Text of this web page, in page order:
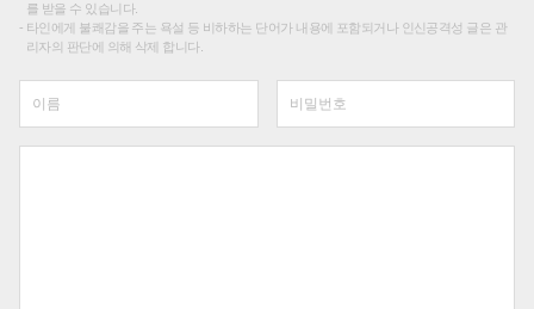
를 받을 수 있습니다.
타인에게 불쾌감을 주는 욕설 등 비하하는 단어가 내용에 포함되거나 인신공격성 글은 관
리자의 판단에 의해 삭제 합니다.